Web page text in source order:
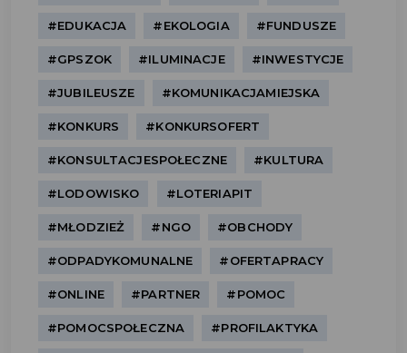
#EDUKACJA #EKOLOGIA #FUNDUSZE
#GPSZOK #ILUMINACJE #INWESTYCJE
#JUBILEUSZE #KOMUNIKACJAMIEJSKA
#KONKURS #KONKURSOFERT
#KONSULTACJESPOŁECZNE #KULTURA
#LODOWISKO #LOTERIAPIT
#MŁODZIEŻ #NGO #OBCHODY
#ODPADYKOMUNALNE #OFERTAPRACY
#ONLINE #PARTNER #POMOC
#POMOCSPOŁECZNA #PROFILAKTYKA